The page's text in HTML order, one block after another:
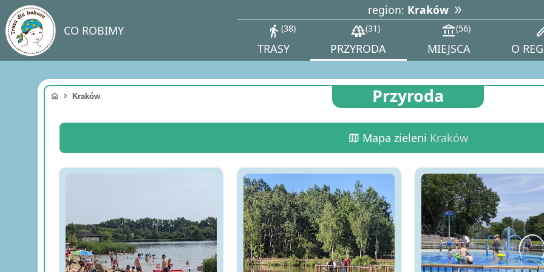
CO ROBIMY
region: Kraków
directions_walk 38
TRASY
forest 31
PRZYRODA
account_balance 56
MIEJSCA O
home chevron_right Kraków Przyroda
map Mapa zieleni Kraków